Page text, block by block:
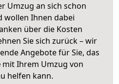
Umzug an sich schon
wollen Ihnen dabei
über die Kosten
Sie sich zurück – wir
Angebote für Sie, das
mit Ihrem Umzug von
helfen kann.